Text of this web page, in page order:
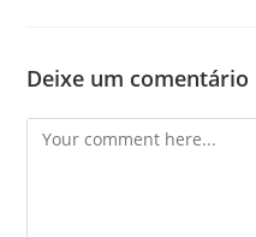
Deixe um comentário
Comment